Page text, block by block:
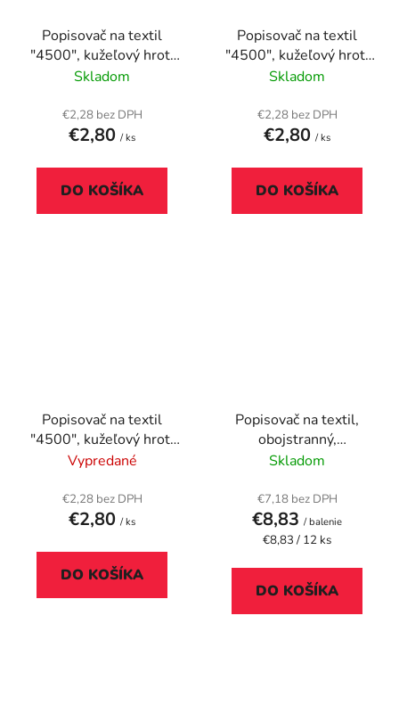
Popisovač na textil
"4500", kužeľový hrot,
modrý
Skladom
€2,28 bez DPH
€2,80 / ks
DO KOŠÍKA
Popisovač na textil
"4500", kužeľový hrot,
sivý
Skladom
€2,28 bez DPH
€2,80 / ks
DO KOŠÍKA
Popisovač na textil
"4500", kužeľový hrot,
žltý
Vypredané
€2,28 bez DPH
€2,80 / ks
DO KOŠÍKA
Popisovač na textil,
obojstranný,
STAEDTLER "3190", 12
Skladom
€7,18 bez DPH
€8,83 / balenie
Jednotková
€8,83 / 12 ks
DO KOŠÍKA